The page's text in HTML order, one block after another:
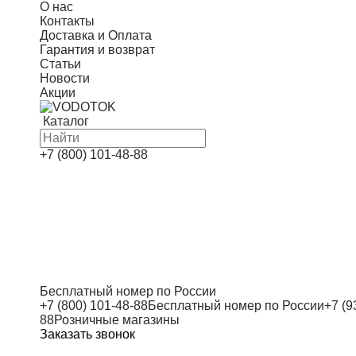
О нас
Контакты
Доставка и Оплата
Гарантия и возврат
Статьи
Новости
Акции
Каталог
+7 (800) 101-48-88
Бесплатный номер по России
+7 (800) 101-48-88Бесплатный номер по России+7
88Розничные магазины
Заказать звонок
Скважинные насосы
Оголовки
Циркуляционные насосы